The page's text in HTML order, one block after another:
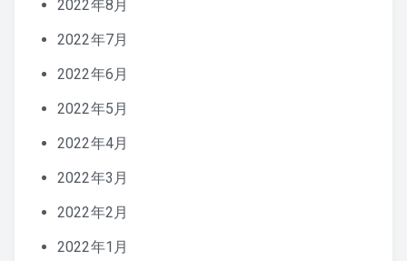
2022年8月
2022年7月
2022年6月
2022年5月
2022年4月
2022年3月
2022年2月
2022年1月